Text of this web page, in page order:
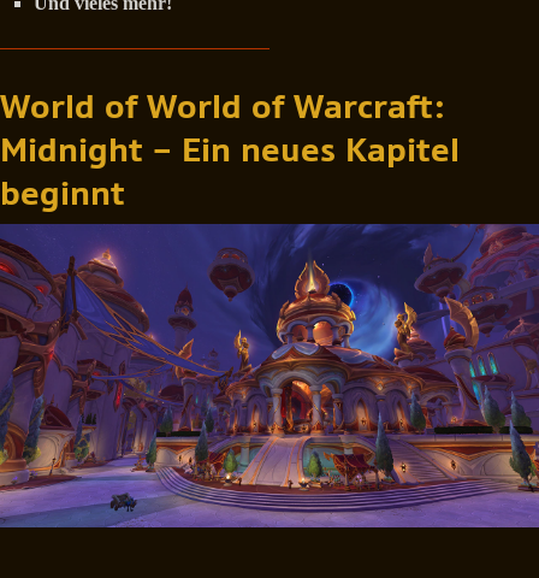
World of World of Warcraft:
Midnight – Ein neues Kapitel
beginnt